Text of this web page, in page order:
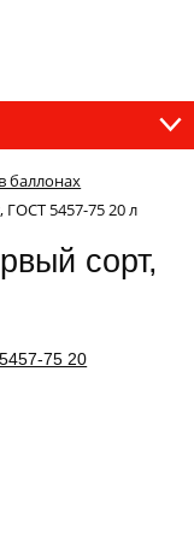
баллонах
5457-75 20 л
сорт,